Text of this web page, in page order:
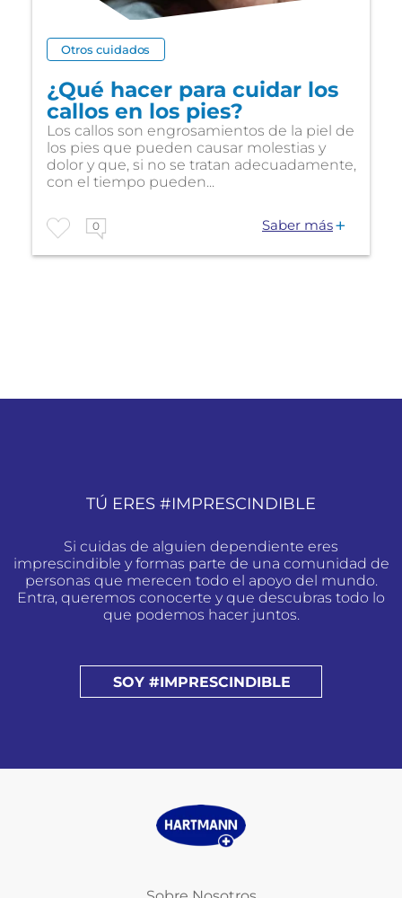
Otros cuidados
¿Qué hacer para cuidar los
callos en los pies?
Los callos son engrosamientos de la piel de
los pies que pueden causar molestias y
dolor y que, si no se tratan adecuadamente,
con el tiempo pueden...
0 Saber más
TÚ ERES #IMPRESCINDIBLE
Si cuidas de alguien dependiente eres
imprescindible y formas parte de una comunidad de
personas que merecen todo el apoyo del mundo.
Entra, queremos conocerte y que descubras todo lo
que podemos hacer juntos.
SOY #IMPRESCINDIBLE